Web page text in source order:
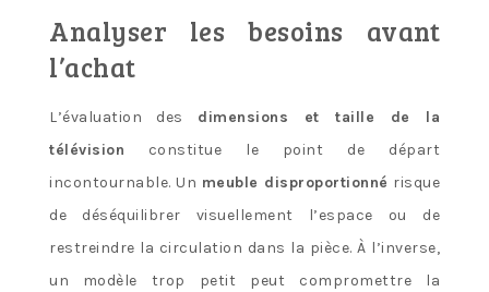
Analyser les besoins avant
l’achat
L’évaluation des dimensions et taille de la
télévision constitue le point de départ
incontournable. Un meuble disproportionné risque
de déséquilibrer visuellement l’espace ou de
restreindre la circulation dans la pièce. À l’inverse,
un modèle trop petit peut compromettre la